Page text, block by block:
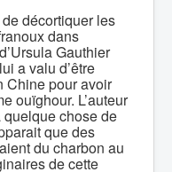
décortiquer les
dans
Gauthier
a valu d’être
Chine pour avoir
ouïghour. L’auteur
quelque chose de
que des
du charbon au
de cette